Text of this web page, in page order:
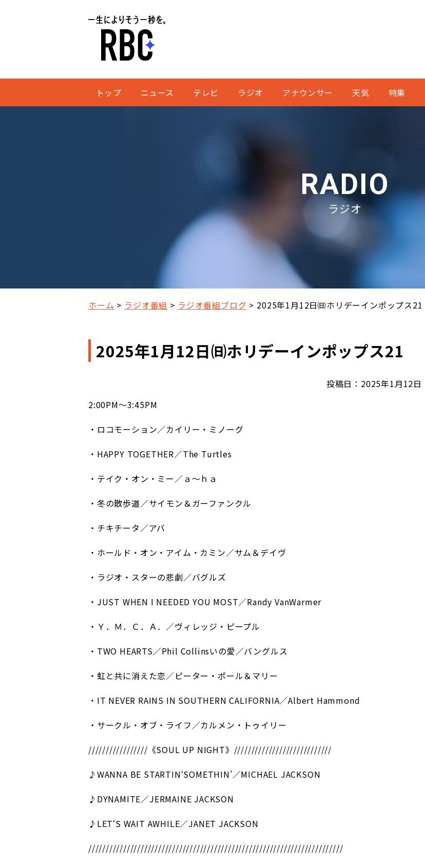
トップ ニュース テレビ ラジオ アナウンサー 天気 特集
RADIO
ラジオ
ホーム ラジオ番組 ラジオ番組ブログ 2025年1月12日㈰ホリデーインポップス21
2025年1月12日㈰ホリデーインポップス21
投稿日：2025年1月12日
2:00PM～3:45PM
・ロコモーション／カイリー・ミノーグ
・HAPPY TOGETHER／The Turtles
・テイク・オン・ミー／ａ～ｈａ
・冬の散歩道／サイモン＆ガーファンクル
・チキチータ／アバ
・ホールド・オン・アイム・カミン／サム＆デイヴ
・ラジオ・スターの悲劇／バグルズ
・JUST WHEN I NEEDED YOU MOST／Randy VanWarmer
・Ｙ．Ｍ．Ｃ．Ａ．／ヴィレッジ・ピープル
・TWO HEARTS／Phil Collinsいの愛／バングルス
・虹と共に消えた恋／ピーター・ポール＆マリー
・IT NEVER RAINS IN SOUTHERN CALIFORNIA／Albert Hammond
・サークル・オブ・ライフ／カルメン・トゥイリー
/////////////////《SOUL UP NIGHT》////////////////////////////
♪WANNA BE STARTIN‘SOMETHIN’／MICHAEL JACKSON
♪DYNAMITE／JERMAINE JACKSON
♪LET‘S WAIT AWHILE／JANET JACKSON
/////////////////////////////////////////////////////////////////////////